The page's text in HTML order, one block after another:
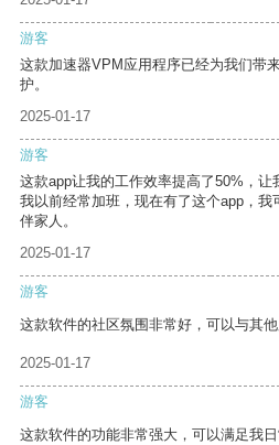
游客
这款加速器VPM应用程序已经为我们带
护。
2025-01-17
游客
这款app让我的工作效率提高了50%，让
我以前经常加班，现在有了这个app，
伴家人。
2025-01-17
游客
这款软件的社区氛围非常好，可以与其他
2025-01-17
游客
这款软件的功能非常强大，可以满足我日